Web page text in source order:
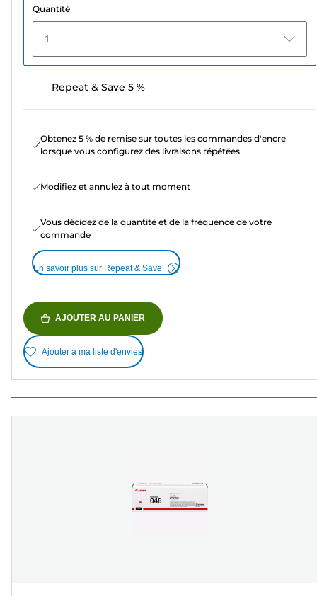
Quantité
1
Repeat & Save 5 %
Obtenez 5 % de remise sur toutes les commandes d'encre
lorsque vous configurez des livraisons répétées
Modifiez et annulez à tout moment
Vous décidez de la quantité et de la fréquence de votre
commande
En savoir plus sur Repeat & Save
AJOUTER AU PANIER
Ajouter à ma liste d'envies